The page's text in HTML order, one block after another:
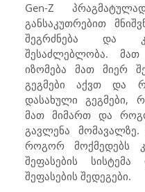
Gen-Z
განსაკუთრებით
შეგრძნება და
შესაძლებლობა.
იზომება მათ მიერ
გეგმები აქვთ და
დასახული გეგმები,
მათ მიმართ და
გავლენა მომავალზე.
როგორ მოქმედებს
შეფასების
შეფასების შედეგები.